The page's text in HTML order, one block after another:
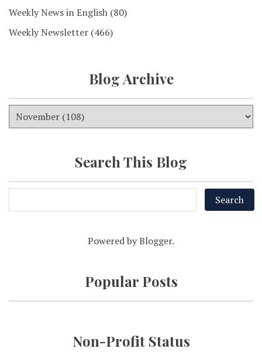
Weekly News in English (80)
Weekly Newsletter (466)
Blog Archive
Search This Blog
Powered byBlogger.
Popular Posts
Non-Profit Status